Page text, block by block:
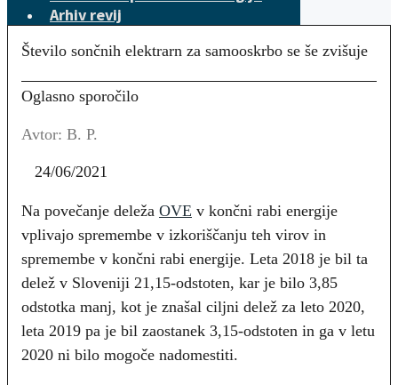
Arhiv revij
Število sončnih elektrarn za samooskrbo se še zvišuje
Oglasno sporočilo
Avtor: B. P.
24/06/2021
Na povečanje deleža OVE v končni rabi energije
vplivajo spremembe v izkoriščanju teh virov in
spremembe v končni rabi energije. Leta 2018 je bil ta
delež v Sloveniji 21,15-odstoten, kar je bilo 3,85
odstotka manj, kot je znašal ciljni delež za leto 2020,
leta 2019 pa je bil zaostanek 3,15-odstoten in ga v letu
2020 ni bilo mogoče nadomestiti.